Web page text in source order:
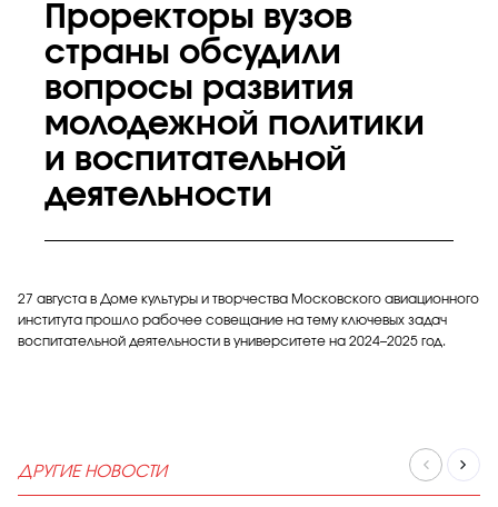
Проректоры вузов
страны обсудили
вопросы развития
молодежной политики
и воспитательной
деятельности
27 августа в Доме культуры и творчества Московского авиационного
института прошло рабочее совещание на тему ключевых задач
воспитательной деятельности в университете на 2024–2025 год.
ДРУГИЕ НОВОСТИ